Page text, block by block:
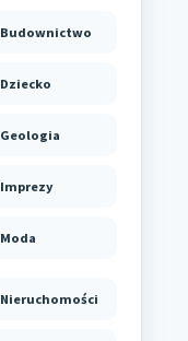
Budownictwo
Dziecko
Geologia
Imprezy
Moda
Nieruchomości